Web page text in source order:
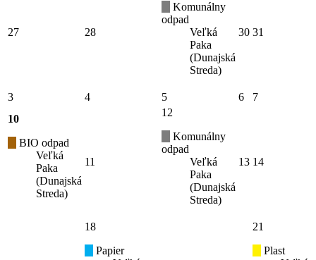
27 28
Komunálny
odpad
Veľká
Paka
(Dunajská
Streda)
30 31
3 4 5 6
7
10
BIO odpad
Veľká
Paka
(Dunajská
Streda)
11
12
Komunálny
odpad
Veľká
Paka
(Dunajská
Streda)
13 14
18
Papier
21
Plast